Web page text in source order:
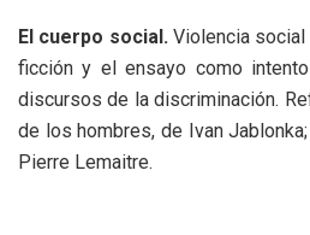
El cuerpo social.Violencia social
ficción y el ensayo como
discursos de la discriminación.
de los hombres, de Ivan
Pierre Lemaitre.